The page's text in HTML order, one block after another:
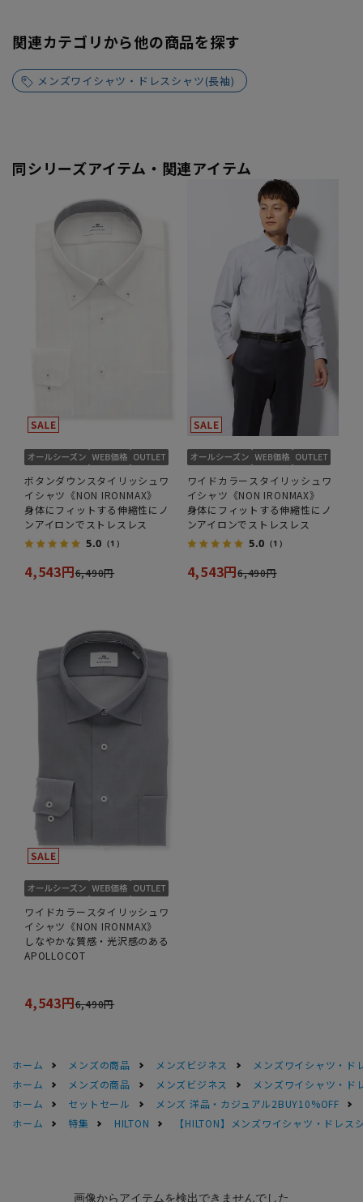
関連カテゴリから他の商品を探す
メンズワイシャツ・ドレスシャツ(長袖)
同シリーズアイテム・関連アイテム
ボタンダウンスタイリッシュワ
イシャツ《NON IRONMAX》
身体にフィットする伸縮性にノ
ンアイロンでストレスレス
5.0 （1）
4,543円6,490円
ワイドカラースタイリッシュワ
イシャツ《NON IRONMAX》
身体にフィットする伸縮性にノ
ンアイロンでストレスレス
5.0 （1）
4,543円6,490円
ワイドカラースタイリッシュワ
イシャツ《NON IRONMAX》
しなやかな質感・光沢感のある
APOLLOCOT
4,543円6,490円
ホーム メンズの商品 メンズビジネス
メンズワイシャツ・ド
ホーム
メンズの商品 メンズビジネス
メンズワイシャツ・ド
ホーム
セットセール
メンズ 洋品・カジュアル2BUY10%OFF
ホーム
特集 HILTON 【HILTON】メンズワイシャツ・ドレス